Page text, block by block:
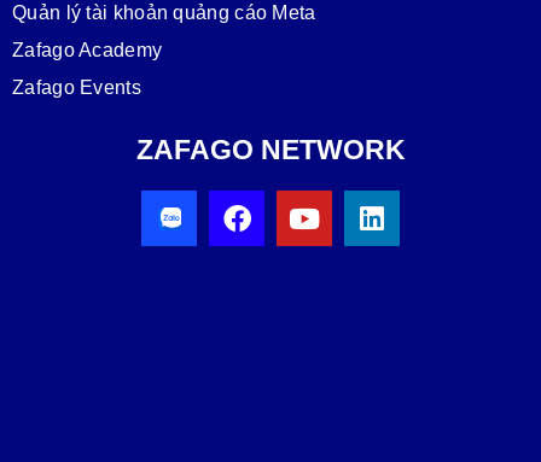
Quản lý tài khoản quảng cáo Meta
Zafago Academy
Zafago Events
ZAFAGO NETWORK